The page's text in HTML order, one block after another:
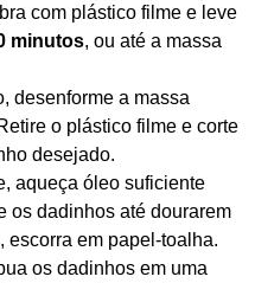
com plástico filme e leve
minutos, ou até a massa
desenforme a massa
o plástico filme e corte
desejado.
aqueça óleo suficiente
os dadinhos até dourarem
escorra em papel-toalha.
os dadinhos em uma